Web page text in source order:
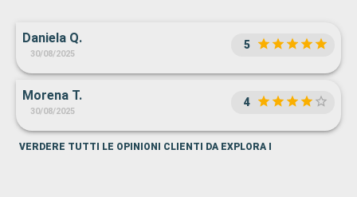
Daniela Q.
30/08/2025
5
Morena T.
30/08/2025
4
VERDERE TUTTI LE OPINIONI CLIENTI DA EXPLORA I